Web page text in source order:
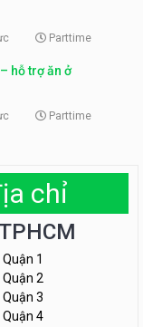
Parttime
hỗ trợ ăn ở
Parttime
chỉ
Quận 1
Quận 2
Quận 3
Quận 4